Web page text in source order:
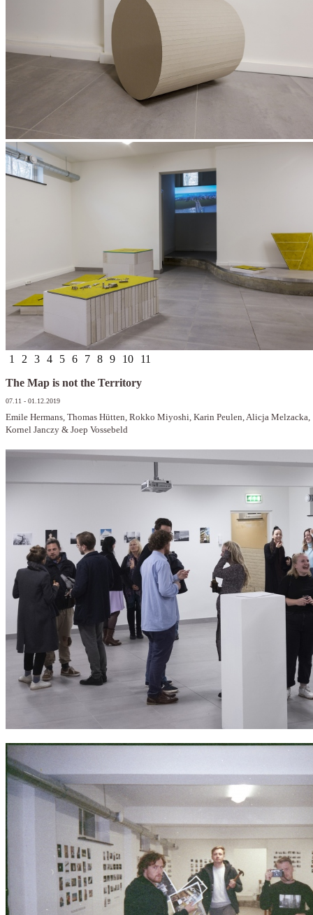
1 2 3 4 5 6 7 8 9 10
11
The Map is not the Territory
07.11 - 01.12.2019
Emile Hermans, Thomas Hütten, Rokko Miyoshi, Karin Peulen, Alicja Melzacka,
Kornel Janczy & Joep Vossebeld